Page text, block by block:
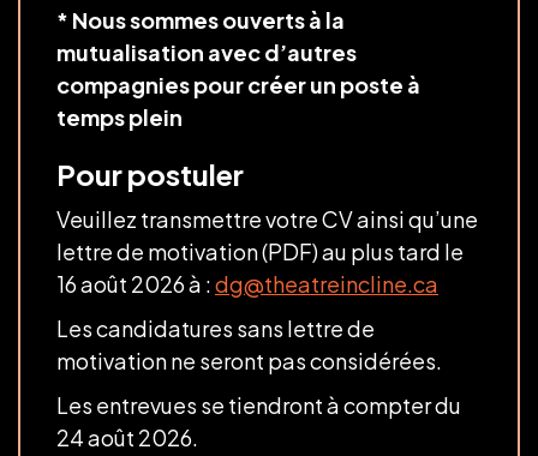
* Nous sommes ouverts à la
mutualisation avec d’autres
compagnies pour créer un poste à
temps plein
Pour postuler
Veuillez transmettre votre CV ainsi qu’une
lettre de motivation (PDF) au plus tard le
16 août 2026 à :dg@theatreincline.ca
Les candidatures sans lettre de
motivation ne seront pas considérées.
Les entrevues se tiendront à compter du
24 août 2026.